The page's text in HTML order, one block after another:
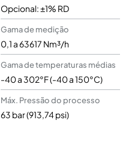
Opcional: ±1% RD
Gama de medição
0,1 a 63617 Nm³/h
Gama de temperaturas médias
-40 a 302°F (-40 a 150°C)
Máx. Pressão do processo
63 bar (913,74 psi)